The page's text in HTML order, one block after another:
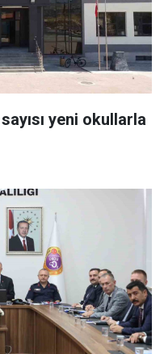
yeni okullarla